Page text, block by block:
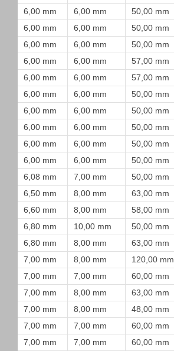
6,00 mm
6,00 mm 50,00 mm
6,00 mm
6,00 mm 50,00 mm
6,00 mm
6,00 mm 50,00 mm
6,00 mm
6,00 mm 57,00 mm
6,00 mm
6,00 mm 57,00 mm
6,00 mm
6,00 mm 50,00 mm
6,00 mm
6,00 mm 50,00 mm
6,00 mm
6,00 mm 50,00 mm
6,00 mm
6,00 mm 50,00 mm
6,00 mm
6,00 mm 50,00 mm
6,08 mm
7,00 mm 50,00 mm
6,50 mm
8,00 mm 63,00 mm
6,60 mm
8,00 mm 58,00 mm
6,80 mm
10,00 mm 50,00 mm
6,80 mm
8,00 mm 63,00 mm
7,00 mm
8,00 mm 120,00 mm
7,00 mm
7,00 mm 60,00 mm
7,00 mm
8,00 mm 63,00 mm
7,00 mm
8,00 mm 48,00 mm
7,00 mm
7,00 mm 60,00 mm
7,00 mm
7,00 mm 60,00 mm